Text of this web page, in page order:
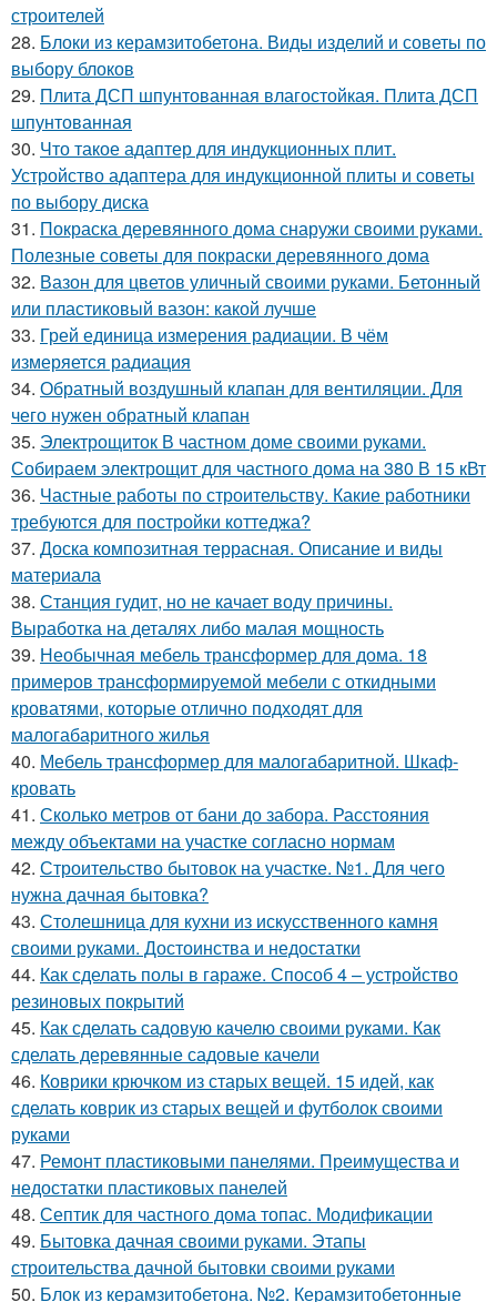
строителей
28. Блоки из керамзитобетона. Виды изделий и советы по
выбору блоков
29. Плита ДСП шпунтованная влагостойкая. Плита ДСП
шпунтованная
30. Что такое адаптер для индукционных плит.
Устройство адаптера для индукционной плиты и советы
по выбору диска
31. Покраска деревянного дома снаружи своими руками.
Полезные советы для покраски деревянного дома
32. Вазон для цветов уличный своими руками. Бетонный
или пластиковый вазон: какой лучше
33. Грей единица измерения радиации. В чём
измеряется радиация
34. Обратный воздушный клапан для вентиляции. Для
чего нужен обратный клапан
35. Электрощиток В частном доме своими руками.
Собираем электрощит для частного дома на 380 В 15 кВт
36. Частные работы по строительству. Какие работники
требуются для постройки коттеджа?
37. Доска композитная террасная. Описание и виды
материала
38. Станция гудит, но не качает воду причины.
Выработка на деталях либо малая мощность
39. Необычная мебель трансформер для дома. 18
примеров трансформируемой мебели с откидными
кроватями, которые отлично подходят для
малогабаритного жилья
40. Мебель трансформер для малогабаритной. Шкаф-
кровать
41. Сколько метров от бани до забора. Расстояния
между объектами на участке согласно нормам
42. Строительство бытовок на участке. №1. Для чего
нужна дачная бытовка?
43. Столешница для кухни из искусственного камня
своими руками. Достоинства и недостатки
44. Как сделать полы в гараже. Способ 4 – устройство
резиновых покрытий
45. Как сделать садовую качелю своими руками. Как
сделать деревянные садовые качели
46. Коврики крючком из старых вещей. 15 идей, как
сделать коврик из старых вещей и футболок своими
руками
47. Ремонт пластиковыми панелями. Преимущества и
недостатки пластиковых панелей
48. Септик для частного дома топас. Модификации
49. Бытовка дачная своими руками. Этапы
строительства дачной бытовки своими руками
50. Блок из керамзитобетона. №2. Керамзитобетонные